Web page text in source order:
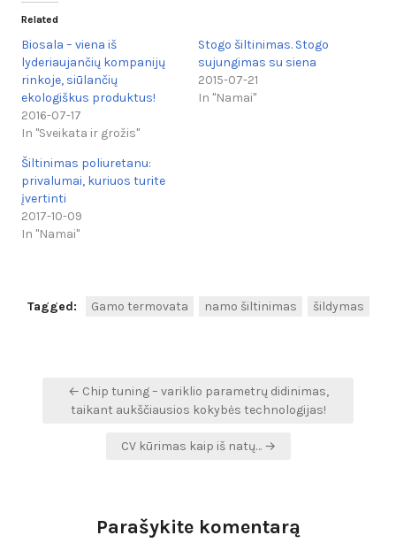
Related
Biosala – viena iš
lyderiaujančių kompanijų
rinkoje, siūlančių
ekologiškus produktus!
2016-07-17
In "Sveikata ir grožis"
Stogo šiltinimas. Stogo
sujungimas su siena
2015-07-21
In "Namai"
Šiltinimas poliuretanu:
privalumai, kuriuos turite
įvertinti
2017-10-09
In "Namai"
Tagged: Gamo termovata namo šiltinimas šildymas
Navigacija
tarp
← Chip tuning – variklio parametrų didinimas,
taikant aukščiausios kokybės technologijas!
CV kūrimas kaip iš natų… →
Parašykite komentarą